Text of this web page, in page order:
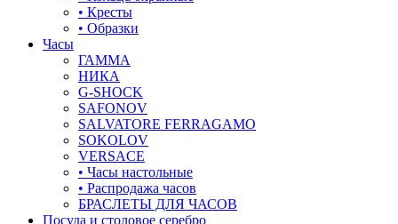
• Кресты
• Образки
Часы
ГАММА
НИКА
G-SHOCK
SAFONOV
SALVATORE FERRAGAMO
SOKOLOV
VERSACE
• Часы настольные
• Распродажа часов
БРАСЛЕТЫ ДЛЯ ЧАСОВ
Посуда и столовое серебро